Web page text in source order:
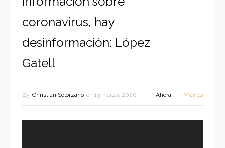
coronavirus, hay
desinformación: López
Gatell
By Christian Solorzano on 13 marzo, 2020 Ahora México